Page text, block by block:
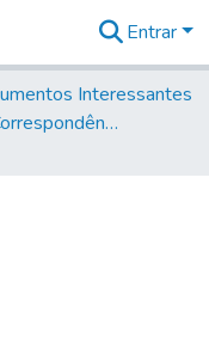
Entrar
Interessantes
Volume 19 - Correspondência do Capital General D. Luiz Antonio de Souza (1767- 70)